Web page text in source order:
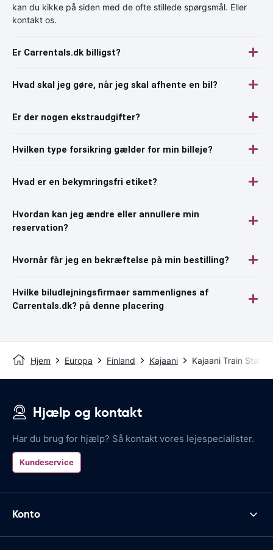
kan du kikke på siden med de ofte stillede spørgsmål. Eller
kontakt os.
Er Carrentals.dk billigst?
Hvad skal jeg gøre, når jeg skal afhente en bil?
Er der nogen ekstraudgifter?
Hvilken type forsikring gælder for min billeje?
Hvad er en bekymringsfri etiket?
Hvordan kan jeg ændre eller annullere min
reservation?
Hvornår får jeg en bekræftelse på min bestilling?
Hvilke biludlejningsfirmaer sammenlignes af
Carrentals.dk? på denne placering
Hjem Europa Finland Kajaani Kajaani Train Station
Hjælp og kontakt
Har du brug for hjælp? Så kontakt vores lejespecialister.
Kundeservice
Konto